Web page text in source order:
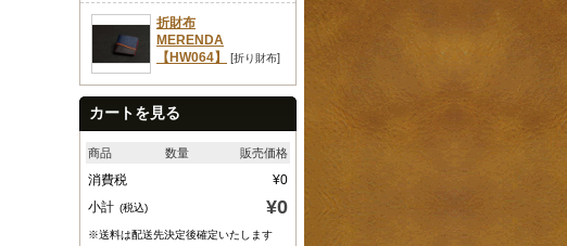
折財布
MERENDA
【HW064】
[折り財布]
カートを見る
商品 数量 販売価格
消費税
¥0
小計 (税込) ¥0
※送料は配送先決定後確定いたします